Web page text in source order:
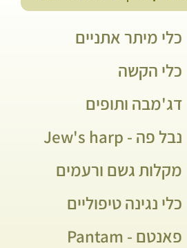
כלי מיתר אתניים
כלי הקשה
דג'מבה ותופים
נבל פה - Jew's harp
מקלות גשם ורעמים
כלי נגינה טיפוליים
פאנטם - Pantam